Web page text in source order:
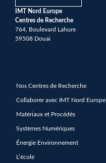
IMT Nord Europe
Centres de Recherche
764, Boulevard Lahure
59508 Douai
Nos Centres de Recherche
Collaborer avec IMT Nord Europe
Matériaux et Procédés
Systèmes Numériques
Énergie Environnement
L’école